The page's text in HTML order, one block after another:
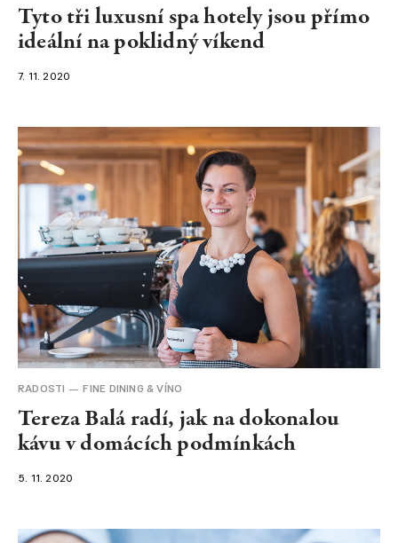
Tyto tři luxusní spa hotely jsou přímo
ideální na poklidný víkend
7. 11. 2020
RADOSTI FINE DINING & VÍNO
Tereza Balá radí, jak na dokonalou
kávu v domácích podmínkách
5. 11. 2020